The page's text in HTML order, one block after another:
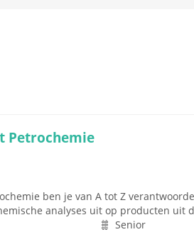
Petrochemie
ben je van A tot Z
analyses uit op producten uit
Senior